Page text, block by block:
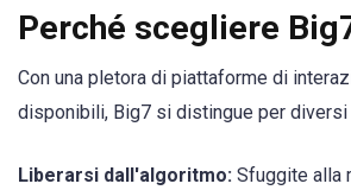
Perché scegliere
Con una pletora di piattaforme di
disponibili, Big7 si distingue per
Liberarsi dall'algoritmo: Sfuggite alla